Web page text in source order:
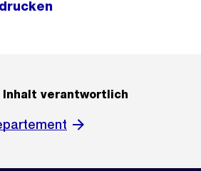
Inhalt verantwortlich